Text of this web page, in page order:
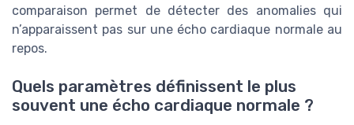
comparaison permet de détecter des anomalies qui
n’apparaissent pas sur une écho cardiaque normale au
repos.
Quels paramètres définissent le plus
souvent une écho cardiaque normale ?